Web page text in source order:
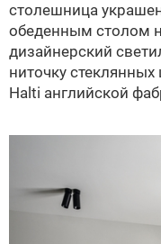
столешница
обеденным столом
дизайнерский
ниточку
Halti английской